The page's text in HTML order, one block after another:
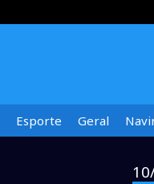
Esporte Geral